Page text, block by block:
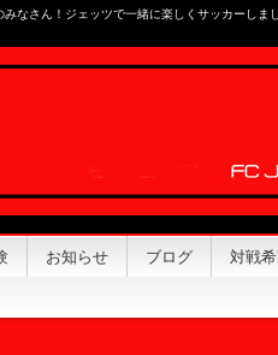
なさん！ジェッツで一緒に楽しくサッカーしま
お知らせ ブログ 対戦